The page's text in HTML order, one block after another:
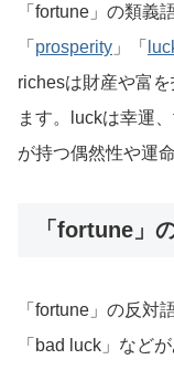
「fortune」の類義
「 prosperity 」「
richesは財産や富
ます。luckは幸運
が持つ偶然性や運
「fortune」
「fortune」の反対
「bad luck」など